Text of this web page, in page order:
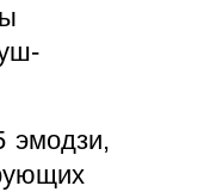
эмодзи,